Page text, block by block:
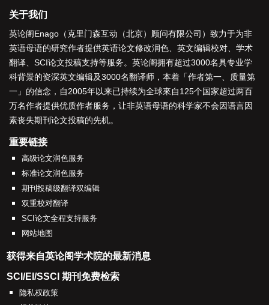
关于我们
英论阁Enago（克里门森互动（北京）顾问有限公司）致力于为非
英语母语的研究作者提供英语论文修改润色 英文编辑校对
学术
翻译
SCI论文投稿支持等服务。英论阁拥有超过3000名具专业学
科背景的资深英文编辑及3000名翻译师 ，本着「作者第一、质量第
一 」的信念，自2005年以来已持续为全球來自125个国家超过两百
万名作者提供优质作者服务，让非英语母语的科学家不会因语言因
素丧失期刊论文投稿的先机。
重要链接
高级论文润色服务
标准论文润色服务
期刊投稿级翻译双编辑
双重校对翻译
SCI论文全程支持服务
网站地图
获得来自英论阁学术院的最新消息
SCI/EI/SSCI 期刊免费检索
隐私权政策